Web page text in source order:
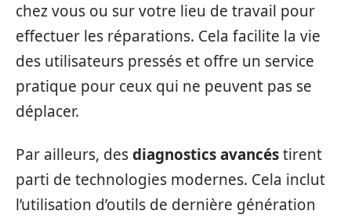
chez vous ou sur votre lieu de travail pour
effectuer les réparations. Cela facilite la vie
des utilisateurs pressés et offre un service
pratique pour ceux qui ne peuvent pas se
déplacer.
Par ailleurs, desdiagnostics avancéstirent
parti de technologies modernes. Cela inclut
l’utilisation d’outils de dernière génération